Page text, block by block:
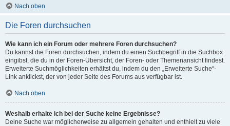
Nach oben
Die Foren durchsuchen
Wie kann ich ein Forum oder mehrere Foren durchsuchen?
Du kannst die Foren durchsuchen, indem du einen Suchbegriff in die Suchbox
eingibst, die du in der Foren-Übersicht, der Foren- oder Themenansicht findest.
Erweiterte Suchmöglichkeiten erhältst du, indem du den „Erweiterte Suche“-
Link anklickst, der von jeder Seite des Forums aus verfügbar ist.
Nach oben
Weshalb erhalte ich bei der Suche keine Ergebnisse?
Deine Suche war möglicherweise zu allgemein gehalten und enthielt zu viele